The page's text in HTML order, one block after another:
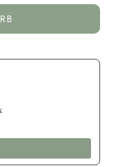
through product